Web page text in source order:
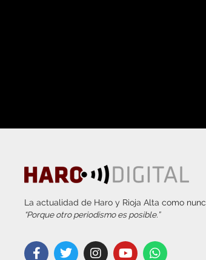
La actualidad de Haro y Rioja Alta como
“Porque otro periodismo es posible.”